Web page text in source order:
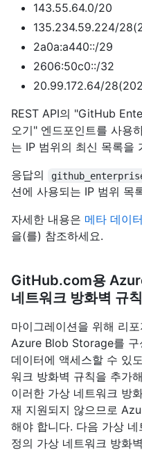
143.55.64.0/20
135.234.59.224/
2a0a:a440::/29
2606:50c0::/32
20.99.172.64/
REST API의 "GitHub
오기" 엔드포인트를 사용
는 IP 범위의 최신 목록을
응답의
션에 사용되는 IP 범위 목
자세한 내용은 메타 데이
을(를) 참조하세요.
GitHub.com용
네트워크 방화벽 규칙
마이그레이션을 위해 리
Azure Blob Storage를 구
데이터에 액세스할 수 있
워크 방화벽 규칙을 추가
이러한 가상 네트워크 방
재 지원되지 않으므로
해야 합니다. 다음 가상
정의 가상 네트워크 방화